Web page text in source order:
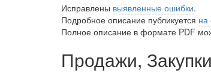
Исправлены выявленные ошибки.
Подробное описание публикуется на
Полное описание в формате PDF
Продажи,